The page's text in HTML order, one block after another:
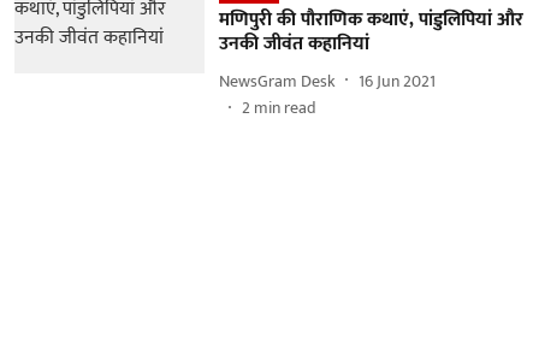
मणिपुरी की पौराणिक कथाएं, पांडुलिपियां और
उनकी जीवंत कहानियां
NewsGram Desk
16 Jun 2021
2min read